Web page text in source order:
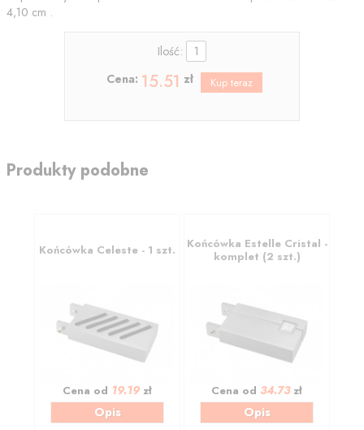
4,10 cm .
Ilość:
Cena: 15.51 zł
Produkty podobne
Końcówka Celeste - 1 szt.
Cena od 19.19 zł
Opis
Końcówka Estelle Cristal -
komplet (2 szt.)
Cena od 34.73zł
Opis